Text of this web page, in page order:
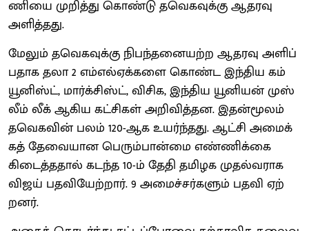
ணியை முறித்து கொண்டு தவெக​வுக்கு ஆதரவு
அளித்​தது.
மேலும் தவெக​வுக்கு நிபந்​தனையற்ற ஆதரவு அளிப்​
ப​தாக தலா 2 எம்​எல்​ஏக்​களை கொண்ட இந்​திய கம்​
யூனிஸ்ட், மார்க்​சிஸ்ட், விசிக, இந்​திய யூனியன் முஸ்​
லீம் லீக் ஆகிய கட்​சிகள் அறிவித்தன. இதன்​மூலம்
தவெக​வின் பலம் 120-ஆக உயர்ந்​தது. ஆட்சி அமைக்​
கத் தேவை​யான பெரும்​பான்மை எண்​ணிக்கை
கிடைத்​த​தால் கடந்த 10-ம் தேதி தமிழக முதல்​வ​ராக
விஜய் பதவியேற்றார். 9 அமைச்​சர்​களும் பதவி ஏற்​
றனர்.